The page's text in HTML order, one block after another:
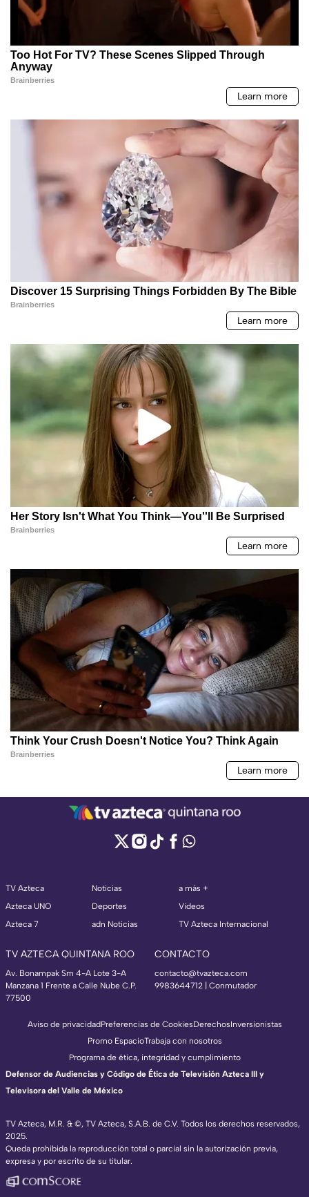
TV Azteca
Azteca UNO
Azteca 7
Noticias
Deportes
adn Noticias
a más +
Videos
TV Azteca Internacional
TV AZTECA QUINTANA ROO
Av. Bonampak Sm 4-A Lote 3-A
Manzana 1 Frente a Calle Nube C.P.
77500
CONTACTO
contacto@tvazteca.com
9983644712 | Conmutador
TV Azteca, M.R. & ©, TV Azteca, S.A.B. de C.V. Todos los derechos reservados,
2025.
Queda prohibida la reproducción total o parcial sin la autorización previa,
expresa y por escrito de su titular.
Aviso de privacidadPreferencias de CookiesDerechosInversionistas
Promo EspacioTrabaja con nosotros
Programa de ética, integridad y cumplimiento
Defensor de Audiencias y Código de Ética de Televisión Azteca III y
Televisora del Valle de México